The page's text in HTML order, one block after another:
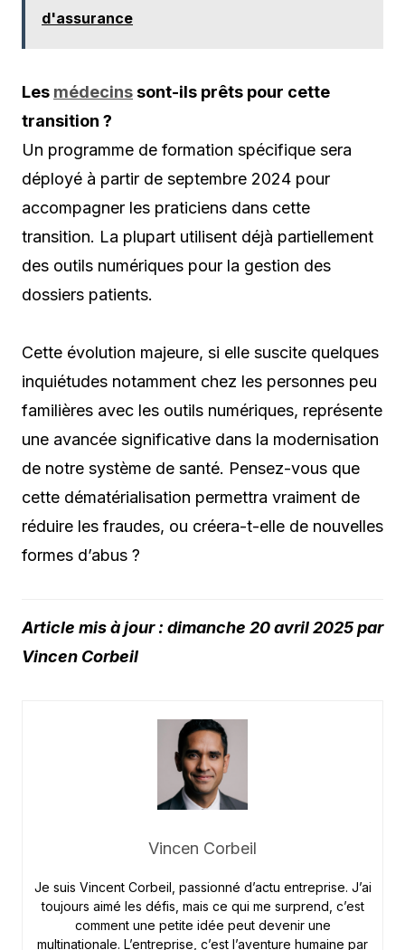
d'assurance
Les médecinssont-ils prêts pour cette
transition ?
Un programme de formation spécifique sera
déployé à partir de septembre 2024 pour
accompagner les praticiens dans cette
transition. La plupart utilisent déjà partiellement
des outils numériques pour la gestion des
dossiers patients.
Cette évolution majeure, si elle suscite quelques
inquiétudes notamment chez les personnes peu
familières avec les outils numériques, représente
une avancée significative dans la modernisation
de notre système de santé. Pensez-vous que
cette dématérialisation permettra vraiment de
réduire les fraudes, ou créera-t-elle de nouvelles
formes d’abus ?
Article mis à jour : dimanche 20 avril 2025 par
Vincen Corbeil
Vincen Corbeil
Je suis Vincent Corbeil, passionné d’actu entreprise. J’ai
toujours aimé les défis, mais ce qui me surprend, c’est
comment une petite idée peut devenir une
multinationale. L’entreprise, c’est l’aventure humaine par